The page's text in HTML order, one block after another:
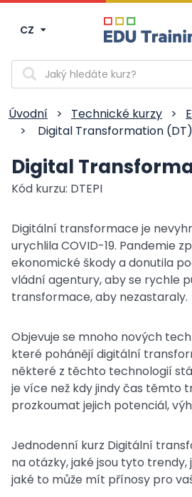
CZ
Vyhledávání
Úvodní > Technické kurzy >
>
Digital Transformation (DT)
Digital
Kód kurzu: DTEPI
Digitální transformace je
urychlila COVID-19. Pandemie
ekonomické škody a donutila
vládní agentury, aby se rychle
transformace, aby nezastaraly.
Objevuje se mnoho nových
které pohánějí digitální
některé z těchto technologií
je více než kdy jindy čas těmto
prozkoumat jejich potenciál,
Jednodenní kurz Digitální
na otázky, jaké jsou tyto trendy,
jaké to může mít přínosy pro